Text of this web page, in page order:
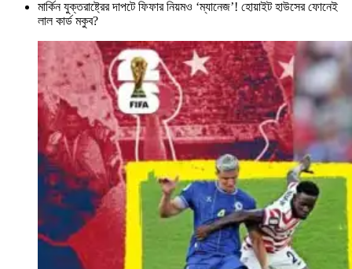
মার্কিন যুক্তরাষ্ট্রের দাপটে ফিফার নিয়মও ‘ম্যানেজ’! হোয়াইট হাউসের ফোনেই
লাল কার্ড মকুব?